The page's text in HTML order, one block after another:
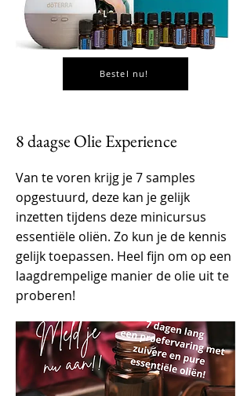
Bestel nu!
8 daagse Olie Experience
Van te voren krijg je 7 samples
opgestuurd, deze kan je gelijk
inzetten tijdens deze minicursus
essentiële oliën. Zo kun je de kennis
gelijk toepassen. Heel fijn om op een
laagdrempelige manier de olie uit te
proberen!